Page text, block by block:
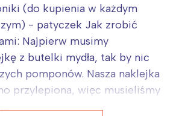
(do kupienia w każdym
- patyczek Jak zrobić
Najpierw musimy
z butelki mydła, tak by nic
pomponów. Nasza naklejka
przylepiona, więc musieliśmy